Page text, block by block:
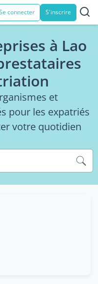
connecter S'inscrire
à Lao
et
pour les expatriés
votre quotidien